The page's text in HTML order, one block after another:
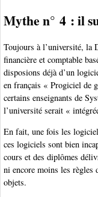
Mythe n° 4 : il
Toujours à l’université, la
financière et comptable
disposions déjà d’un
en français « Progiciel de
certains enseignants de
l’université serait «
En fait, une fois les
ces logiciels sont bien
cours et des diplômes
ni encore moins les règles
objets.